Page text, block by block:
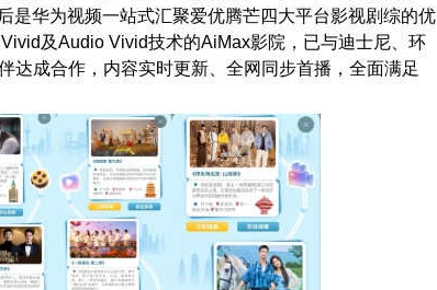
是华为视频一站式汇聚爱优腾芒四大平台影视剧综的优
及Audio Vivid技术的AiMax影院，已与迪士尼、环
达成合作，内容实时更新、全网同步首播，全面满足